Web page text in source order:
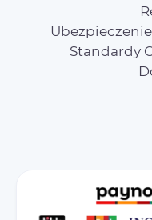
Standardy